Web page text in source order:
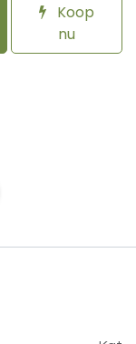
Koop
nu